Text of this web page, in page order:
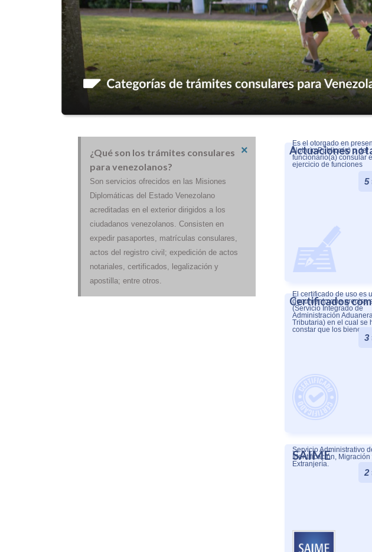
¿Qué son los trámites consulares
para venezolanos?
Son servicios ofrecidos en las Misiones
Diplomáticas del Estado Venezolano
acreditadas en el exterior dirigidos a los
ciudadanos venezolanos. Consisten en
expedir pasaportes, matrículas consulares,
actos del registro civil; expedición de actos
notariales, certificados, legalización y
apostilla; entre otros.
× Actuaciones
Es el otorgado en
Notario Público(a) o del
funcionario(a) consular
ejercicio de funciones
5
Certificados
El certificado de uso es
documento que precisa
(Servicio Integrado de
Administración
Tributaria) en el cual se
constar que los bienes .....
3
SAIME
Servicio Administrativo
Identificación, Migración
Extranjería.
2